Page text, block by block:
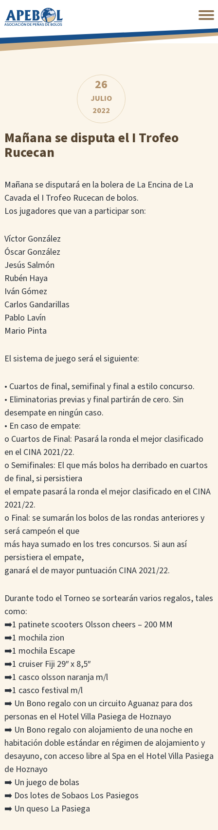
al
principal
26
JULIO
2022
Mañana se disputa el I Trofeo
Rucecan
Mañana se disputará en la bolera de La Encina de La
Cavada el I Trofeo Rucecan de bolos.
Los jugadores que van a participar son:
Víctor González
Óscar González
Jesús Salmón
Rubén Haya
Iván Gómez
Carlos Gandarillas
Pablo Lavín
Mario Pinta
El sistema de juego será el siguiente:
• Cuartos de final, semifinal y final a estilo concurso.
• Eliminatorias previas y final partirán de cero. Sin
desempate en ningún caso.
• En caso de empate:
o Cuartos de Final: Pasará la ronda el mejor clasificado
en el CINA 2021/22.
o Semifinales: El que más bolos ha derribado en cuartos
de final, si persistiera
el empate pasará la ronda el mejor clasificado en el CINA
2021/22.
o Final: se sumarán los bolos de las rondas anteriores y
será campeón el que
más haya sumado en los tres concursos. Si aun así
persistiera el empate,
ganará el de mayor puntuación CINA 2021/22.
Durante todo el Torneo se sortearán varios regalos, tales
como:
➡️1 patinete scooters Olsson cheers – 200 MM
➡️1 mochila zion
➡️1 mochila Escape
➡️1 cruiser Fiji 29″ x 8,5″
➡️1 casco olsson naranja m/l
➡️1 casco festival m/l
➡️ Un Bono regalo con un circuito Aguanaz para dos
personas en el Hotel Villa Pasiega de Hoznayo
➡️ Un Bono regalo con alojamiento de una noche en
habitación doble estándar en régimen de alojamiento y
desayuno, con acceso libre al Spa en el Hotel Villa Pasiega
de Hoznayo
➡️ Un juego de bolas
➡️ Dos lotes de Sobaos Los Pasiegos
➡️ Un queso La Pasiega